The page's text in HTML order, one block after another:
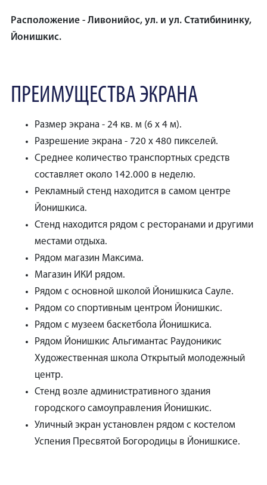
Расположение - Ливонийос, ул. и ул. Статибининку,
Йонишкис.
ПРЕИМУЩЕСТВА ЭКРАНА
Размер экрана - 24 кв. м (6 x 4 м).
Разрешение экрана - 720 x 480 пикселей.
Среднее количество транспортных средств
составляет около 142.000 в неделю.
Рекламный стенд находится в самом центре
Йонишкиса.
Стенд находится рядом с ресторанами и другими
местами отдыха.
Рядом магазин Максима.
Магазин ИКИ рядом.
Рядом с основной школой Йонишкиса Сауле.
Рядом со спортивным центром Йонишкис.
Рядом с музеем баскетбола Йонишкиса.
Рядом Йонишкис Альгимантас Раудоникис
Художественная школа Открытый молодежный
центр.
Стенд возле административного здания
городского самоуправления Йонишкис.
Уличный экран установлен рядом с костелом
Успения Пресвятой Богородицы в Йонишкисе.